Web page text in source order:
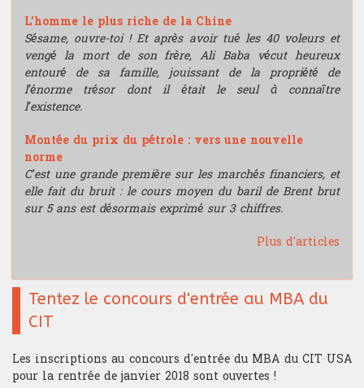
L'homme le plus riche de la Chine
Sésame, ouvre-toi ! Et après avoir tué les 40 voleurs et
vengé la mort de son frère, Ali Baba vécut heureux
entouré de sa famille, jouissant de la propriété de
l’énorme trésor dont il était le seul à connaître
l’existence.
Montée du prix du pétrole : vers une nouvelle
norme
C’est une grande première sur les marchés financiers, et
elle fait du bruit : le cours moyen du baril de Brent brut
sur 5 ans est désormais exprimé sur 3 chiffres.
Plus d'articles
Tentez le concours d'entrée au MBA du
CIT
Les inscriptions au concours d'entrée du MBA du CIT USA
pour la rentrée de janvier 2018 sont ouvertes !